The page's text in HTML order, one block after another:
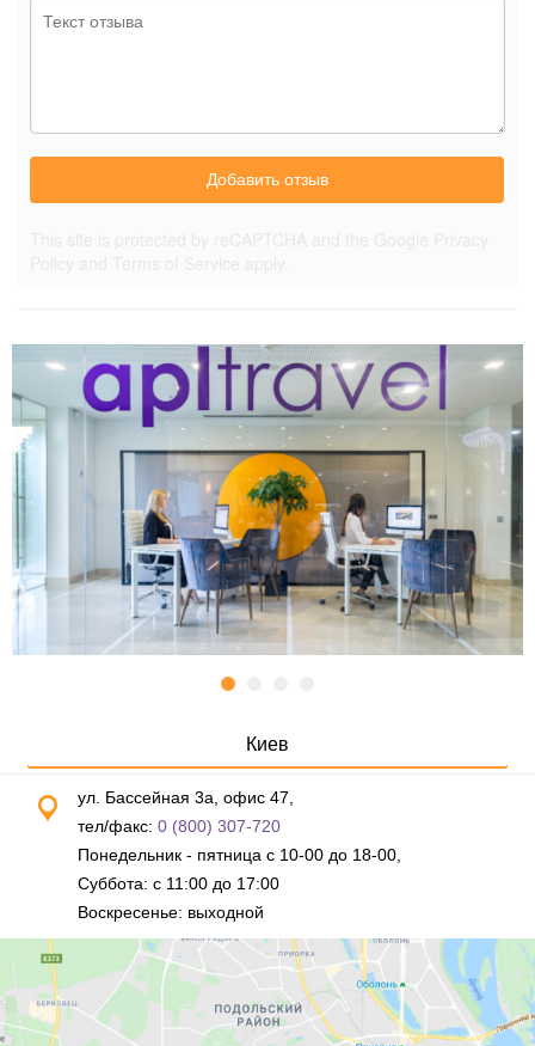
Добавить отзыв
Киев
ул. Бассейная 3а, офис 47,
тел/факс: 0 (800) 307-720
Понедельник - пятница с 10-00 до 18-00,
Суббота: с 11:00 до 17:00
Воскресенье: выходной